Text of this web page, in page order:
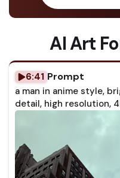
AI Art
6:41 Prompt
a man in anime style,
detail, high resolution,